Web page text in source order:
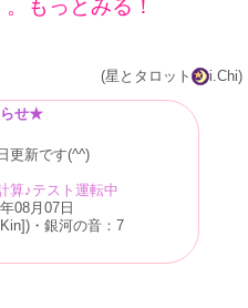
。もっとみる！
(星とタロット i.Chi)
せ★
更新です(^^)
算♪テスト運転中
08月07日
・銀河の音：7